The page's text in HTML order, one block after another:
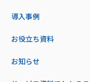
導入事例
お役立ち資料
お知らせ